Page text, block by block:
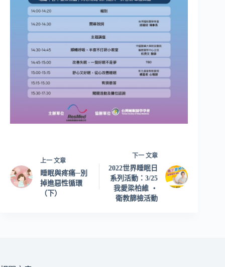
上一 文章
睡眠與疼痛─別
掉進惡性循環
（下）
下一文章
2022世界睡眠日
系列活動：3/25
我愛梁柏維 ‧
衛教篩檢活動